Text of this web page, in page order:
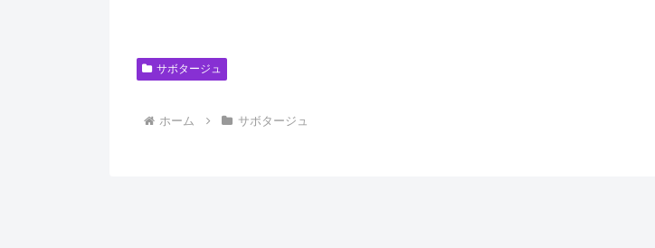
サボタージュ
ホーム サボタージュ